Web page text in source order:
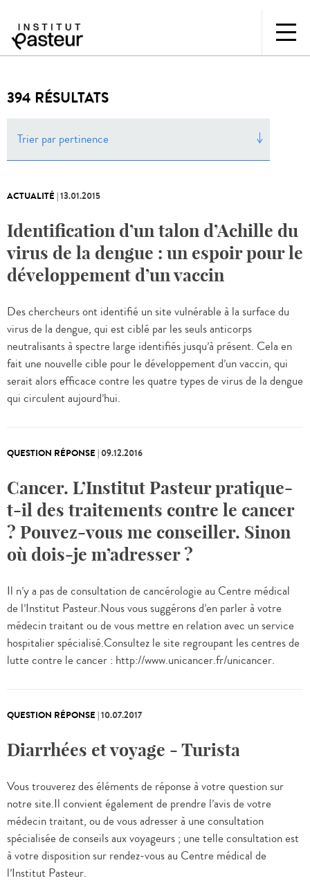
394 RÉSULTATS
Trier par pertinence
ACTUALITÉ |13.01.2015
Identification d’un talon d’Achille du
virus de la dengue : un espoir pour le
développement d’un vaccin
Des chercheurs ont identifié un site vulnérable à la surface du
virus de la dengue, qui est ciblé par les seuls anticorps
neutralisants à spectre large identifiés jusqu’à présent. Cela en
fait une nouvelle cible pour le développement d’un vaccin, qui
serait alors efficace contre les quatre types de virus de la dengue
qui circulent aujourd’hui.
QUESTION RÉPONSE |09.12.2016
Cancer. L’Institut Pasteur pratique-
t-il des traitements contre le cancer
? Pouvez-vous me conseiller. Sinon
où dois-je m’adresser ?
Il n’y a pas de consultation de cancérologie au Centre médical
de l’Institut Pasteur.Nous vous suggérons d’en parler à votre
médecin traitant ou de vous mettre en relation avec un service
hospitalier spécialisé.Consultez le site regroupant les centres de
lutte contre le cancer : http://www.unicancer.fr/unicancer.
QUESTION RÉPONSE |10.07.2017
Diarrhées et voyage - Turista
Vous trouverez des éléments de réponse à votre question sur
notre site.Il convient également de prendre l’avis de votre
médecin traitant, ou de vous adresser à une consultation
spécialisée de conseils aux voyageurs ; une telle consultation est
à votre disposition sur rendez-vous au Centre médical de
l’Institut Pasteur.